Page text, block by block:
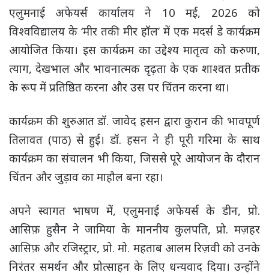
एलुमनाई अफेयर्स कार्यालय ने 10 मई, 2026 को
विश्वविद्यालय के ‘मीर तकी मीर हॉल’ में एक मदर्स डे कार्यक्रम
आयोजित किया। इस कार्यक्रम का उद्देश्य मातृत्व को करुणा,
त्याग, देखभाल और भावनात्मक दृढ़ता के एक शाश्वत प्रतीक
के रूप में प्रतिष्ठित करना और उस पर चिंतन करना था।
कार्यक्रम की शुरुआत डॉ. जावेद हसन द्वारा कुरान की भावपूर्ण
तिलावत (पाठ) से हुई। डॉ. हसन ने ही पूरी गरिमा के साथ
कार्यक्रम का संचालन भी किया, जिससे पूरे आयोजन के दौरान
चिंतन और जुड़ाव का माहौल बना रहा।
अपने स्वागत भाषण में, एलुमनाई अफेयर्स के डीन, प्रो.
आसिफ़ हुसैन ने जामिया के माननीय कुलपति, प्रो. मज़हर
आसिफ़ और रजिस्ट्रार, प्रो. मो. महताब आलम रिज़वी को उनके
निरंतर समर्थन और प्रोत्साहन के लिए धन्यवाद दिया। उन्होंने